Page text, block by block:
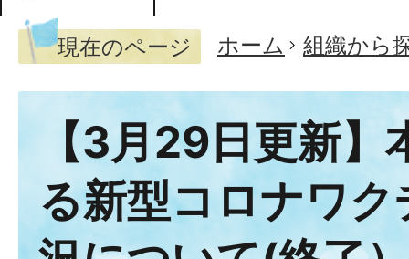
現在のページ ホーム 組織から
【3月29日更新】
る新型コロナワ